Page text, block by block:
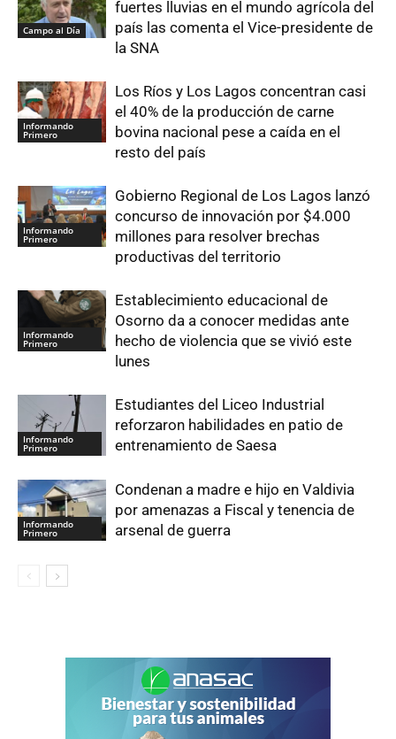
Campo al Día
fuertes lluvias en el mundo agrícola del
país las comenta el Vice-presidente de
la SNA
Informando
Primero
Los Ríos y Los Lagos concentran casi
el 40% de la producción de carne
bovina nacional pese a caída en el
resto del país
Informando
Primero
Gobierno Regional de Los Lagos lanzó
concurso de innovación por $4.000
millones para resolver brechas
productivas del territorio
Informando
Primero
Establecimiento educacional de
Osorno da a conocer medidas ante
hecho de violencia que se vivió este
lunes
Informando
Primero
Estudiantes del Liceo Industrial
reforzaron habilidades en patio de
entrenamiento de Saesa
Informando
Primero
Condenan a madre e hijo en Valdivia
por amenazas a Fiscal y tenencia de
arsenal de guerra